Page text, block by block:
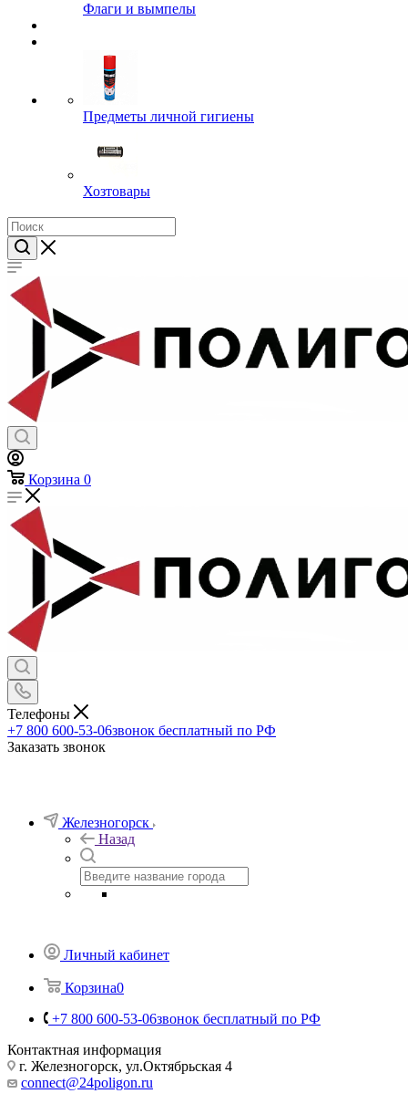
Флаги и вымпелы
Предметы личной гигиены
Хозтовары
Корзина 0
Телефоны
+7 800 600-53-06звонок бесплатный по РФ
Заказать звонок
Железногорск
Назад
Личный кабинет
Корзина0
+7 800 600-53-06звонок бесплатный по РФ
Контактная информация
г. Железногорск, ул.Октябрьская 4
connect@24poligon.ru